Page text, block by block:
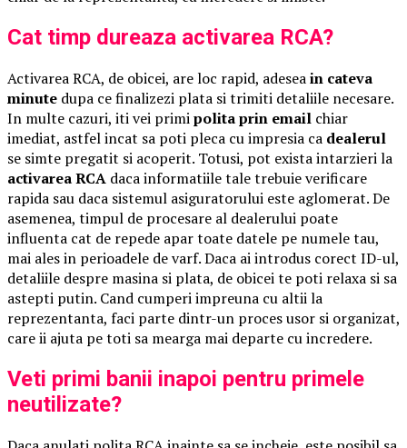
Cat timp dureaza activarea RCA?
Activarea RCA, de obicei, are loc rapid, adeseain cateva
minute dupa ce finalizezi plata si trimiti detaliile necesare.
In multe cazuri, iti vei primipolita prin email chiar
imediat, astfel incat sa poti pleca cu impresia ca dealerul
se simte pregatit si acoperit. Totusi, pot exista intarzieri la
activarea RCA daca informatiile tale trebuie verificare
rapida sau daca sistemul asiguratorului este aglomerat. De
asemenea, timpul de procesare al dealerului poate
influenta cat de repede apar toate datele pe numele tau,
mai ales in perioadele de varf. Daca ai introdus corect ID-ul,
detaliile despre masina si plata, de obicei te poti relaxa si sa
astepti putin. Cand cumperi impreuna cu altii la
reprezentanta, faci parte dintr-un proces usor si organizat,
care ii ajuta pe toti sa mearga mai departe cu incredere.
Veti primi banii inapoi pentru primele
neutilizate?